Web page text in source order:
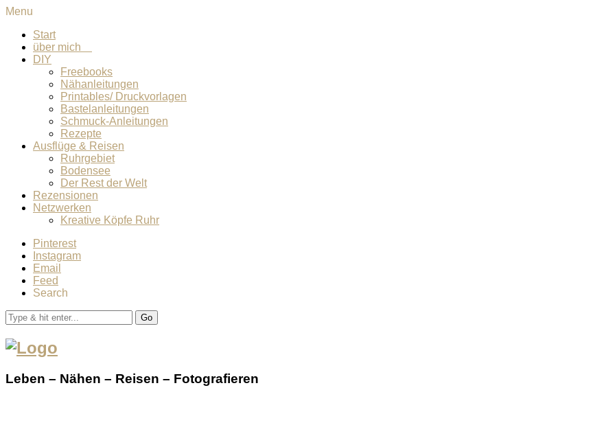
Menu
Start
über mich
DIY
Freebooks
Nähanleitungen
Printables/ Druckvorlagen
Bastelanleitungen
Schmuck-Anleitungen
Rezepte
Ausflüge & Reisen
Ruhrgebiet
Bodensee
Der Rest der Welt
Rezensionen
Netzwerken
Kreative Köpfe Ruhr
Pinterest
Instagram
Email
Feed
Search
Go
Leben – Nähen – Reisen – Fotografieren